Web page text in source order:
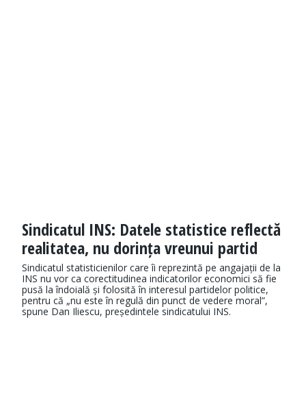
Sindicatul INS: Datele statistice reflectă
realitatea, nu dorința vreunui partid
Sindicatul statisticienilor care îi reprezintă pe angajații de la
INS nu vor ca corectitudinea indicatorilor economici să fie
pusă la îndoială și folosită în interesul partidelor politice,
pentru că „nu este în regulă din punct de vedere moral”,
spune Dan Iliescu, președintele sindicatului INS.